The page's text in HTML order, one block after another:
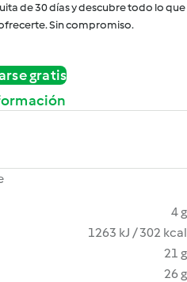
de 30 días y descubre todo lo que
Sin compromiso.
gratis
4 g
1263 kJ / 302 kcal
21 g
26 g